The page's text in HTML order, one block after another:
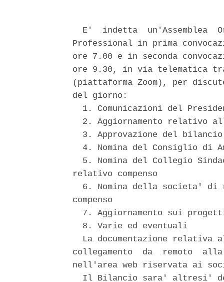
E'  indetta  un'Assemblea
Professional in prima
ore 7.00 e in seconda
ore 9.30, in via telematica
(piattaforma Zoom), per
del giorno:
1. Comunicazioni del
2. Aggiornamento relativo
3. Approvazione del
4. Nomina del Consiglio di
5. Nomina del Collegio
relativo compenso
6. Nomina della societa' di
compenso
7. Aggiornamento sui
  8. Varie ed eventuali
La documentazione relativa
collegamento  da  remoto
nell'area web riservata ai
Il Bilancio sara' altresi'